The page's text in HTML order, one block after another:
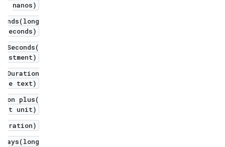
nanos)
seconds)
Duration
text)
plus(
unit)